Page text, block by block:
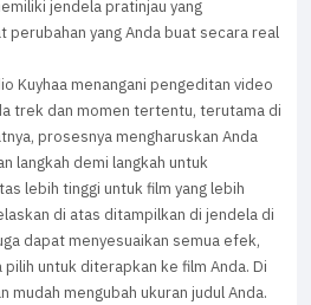
jendela pratinjau yang
perubahan yang Anda buat secara real
Kuyhaa menangani pengeditan video
trek dan momen tertentu, terutama di
prosesnya mengharuskan Anda
langkah demi langkah untuk
lebih tinggi untuk film yang lebih
di atas ditampilkan di jendela di
dapat menyesuaikan semua efek,
untuk diterapkan ke film Anda. Di
mudah mengubah ukuran judul Anda.